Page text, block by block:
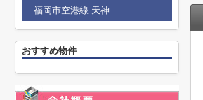
福岡市空港線 天神
おすすめ物件